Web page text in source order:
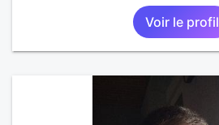
Voir le profil